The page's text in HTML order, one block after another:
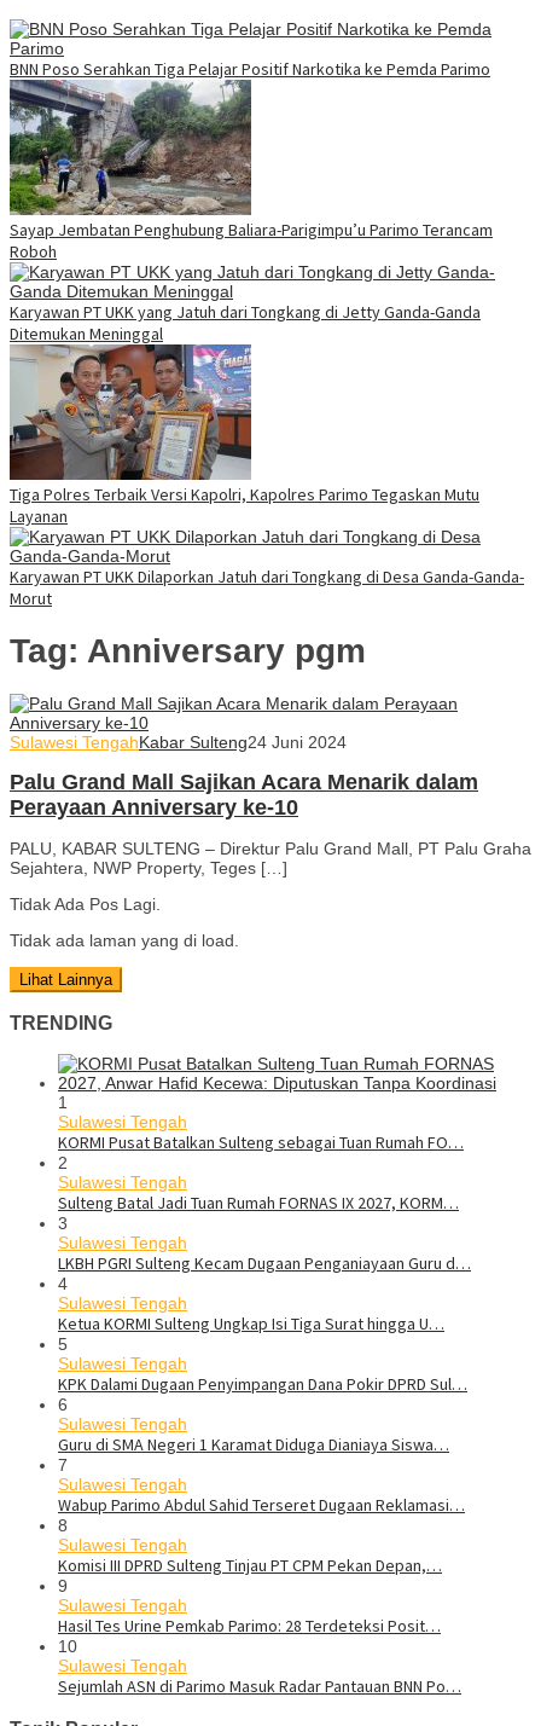
BNN Poso Serahkan Tiga Pelajar Positif Narkotika ke Pemda Parimo
Sayap Jembatan Penghubung Baliara-Parigimpu’u Parimo Terancam
Roboh
Karyawan PT UKK yang Jatuh dari Tongkang di Jetty Ganda-Ganda
Ditemukan Meninggal
Tiga Polres Terbaik Versi Kapolri, Kapolres Parimo Tegaskan Mutu
Layanan
Karyawan PT UKK Dilaporkan Jatuh dari Tongkang di Desa Ganda-Ganda-
Morut
Tag: Anniversary pgm
Sulawesi TengahKabar Sulteng24 Juni 2024
Palu Grand Mall Sajikan Acara Menarik dalam
Perayaan Anniversary ke-10
PALU, KABAR SULTENG – Direktur Palu Grand Mall, PT Palu Graha
Sejahtera, NWP Property, Teges […]
Tidak Ada Pos Lagi.
Tidak ada laman yang di load.
Lihat Lainnya
TRENDING
1
Sulawesi Tengah
KORMI Pusat Batalkan Sulteng sebagai Tuan Rumah FO…
2
Sulawesi Tengah
Sulteng Batal Jadi Tuan Rumah FORNAS IX 2027, KORM…
3
Sulawesi Tengah
LKBH PGRI Sulteng Kecam Dugaan Penganiayaan Guru d…
4
Sulawesi Tengah
Ketua KORMI Sulteng Ungkap Isi Tiga Surat hingga U…
5
Sulawesi Tengah
KPK Dalami Dugaan Penyimpangan Dana Pokir DPRD Sul…
6
Sulawesi Tengah
Guru di SMA Negeri 1 Karamat Diduga Dianiaya Siswa…
7
Sulawesi Tengah
Wabup Parimo Abdul Sahid Terseret Dugaan Reklamasi…
8
Sulawesi Tengah
Komisi III DPRD Sulteng Tinjau PT CPM Pekan Depan,…
9
Sulawesi Tengah
Hasil Tes Urine Pemkab Parimo: 28 Terdeteksi Posit…
10
Sulawesi Tengah
Sejumlah ASN di Parimo Masuk Radar Pantauan BNN Po…